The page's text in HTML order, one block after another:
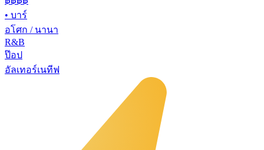
• บาร์
อโศก / นานา
R&B
ป๊อป
อัลเทอร์เนทีฟ